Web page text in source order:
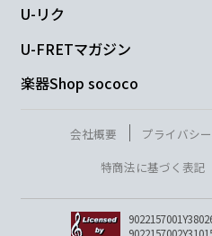
U-リク
U-FRETマガジン
楽器Shop sococo
会社概要 プライバシ
特商法に基づく表記